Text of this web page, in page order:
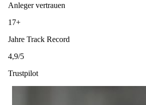
Anleger vertrauen
17+
Jahre Track Record
4,9/5
Trustpilot